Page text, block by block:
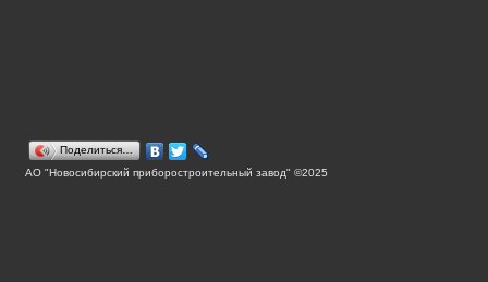
Поделиться…
АО "Новосибирский приборостроительный завод" ©2025